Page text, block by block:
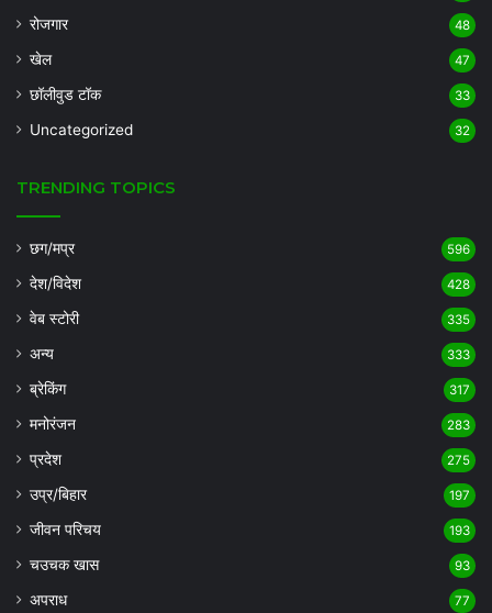
रोजगार 48
खेल 47
छॉलीवुड टॉक 33
Uncategorized 32
TRENDING TOPICS
छग/मप्र 596
देश/विदेश 428
वेब स्टोरी 335
अन्य 333
ब्रेकिंग 317
मनोरंजन 283
प्रदेश 275
उप्र/बिहार 197
जीवन परिचय 193
चउचक खास 93
अपराध 77